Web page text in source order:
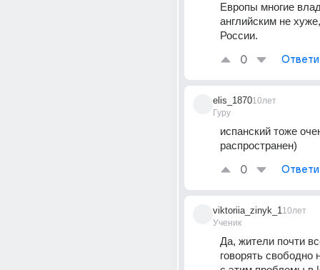
Европы многие
английским не
России.
0
elis_1870
Гуру
10лет
испанский тоже
распространен)
0
viktoriia_zinyk_1
Ученик
10лет
Да, жители почти
говорять свободно